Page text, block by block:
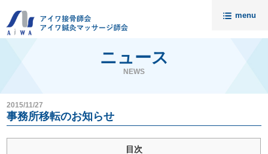
menu
アイワについて
請求代行・開業支援
セミナー
ニュース
NEWS
2015/11/27
事務所移転のお知らせ
目次